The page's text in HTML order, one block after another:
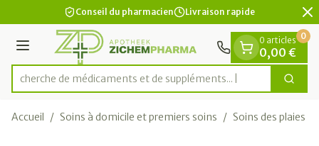
Aller au contenu
2 de 2Conseil du pharmacien Livraison rapide
Menu
Rechercher
Recherche de médicaments et
0 articles
0,00 €
0
Accueil / Soins à domicile et premiers soins / Soins des plaies